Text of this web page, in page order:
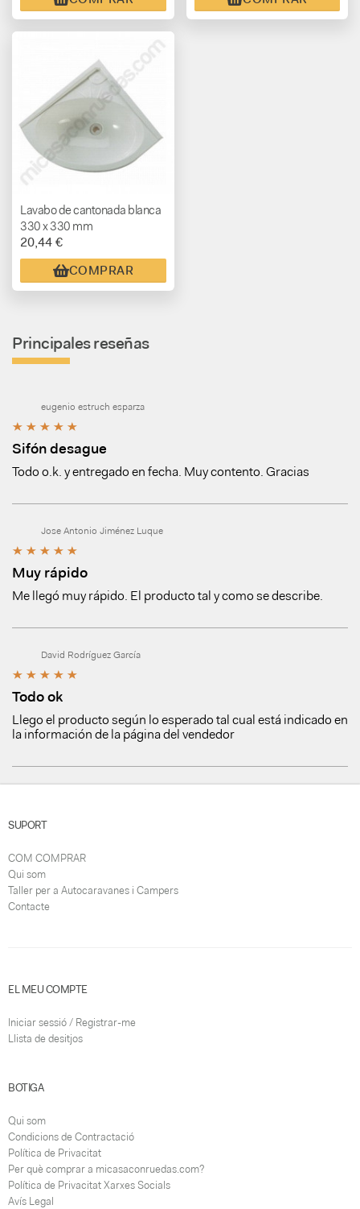
Lavabo de cantonada blanca
330 x 330 mm
20,44 €
COMPRAR
Principales reseñas
eugenio estruch esparza
Sifón desague
Todo o.k. y entregado en fecha. Muy contento. Gracias
Jose Antonio Jiménez Luque
Muy rápido
Me llegó muy rápido. El producto tal y como se describe.
David Rodríguez García
Todo ok
Llego el producto según lo esperado tal cual está indicado en
la información de la página del vendedor
SUPORT
COM COMPRAR
Qui som
Taller per a Autocaravanes i Campers
Contacte
EL MEU COMPTE
Iniciar sessió / Registrar-me
Llista de desitjos
BOTIGA
Qui som
Condicions de Contractació
Política de Privacitat
Per què comprar a micasaconruedas.com?
Política de Privacitat Xarxes Socials
Avís Legal